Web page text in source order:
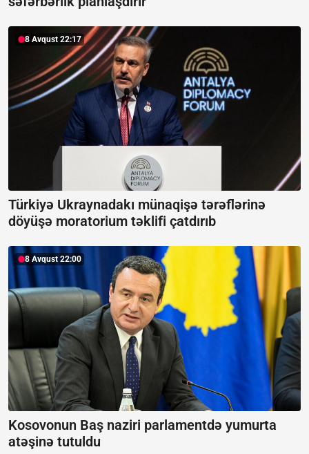
8 Avqust 22:17
Türkiyə Ukraynadakı münaqişə tərəflərinə
döyüşə moratorium təklifi çatdırıb
8 Avqust 22:00
Kosovonun Baş naziri parlamentdə yumurta
atəşinə tutuldu